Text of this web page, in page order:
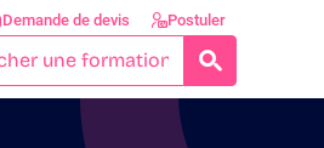
Demande de devis Postuler